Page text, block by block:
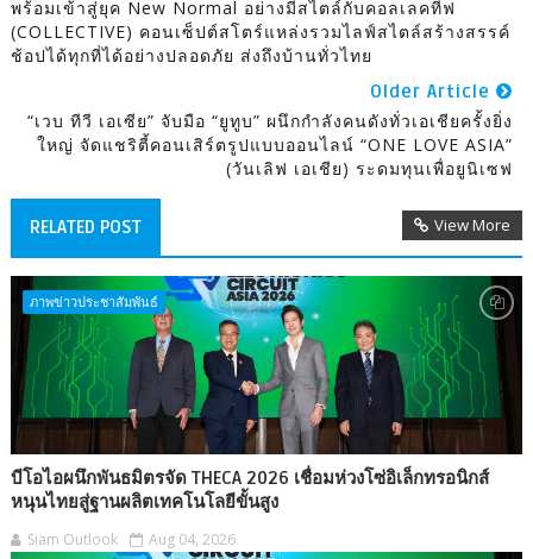
พร้อมเข้าสู่ยุค New Normal อย่างมีสไตล์กับคอลเลคทีฟ
(COLLECTIVE) คอนเซ็ปต์สโตร์แหล่งรวมไลฟ์สไตล์สร้างสรรค์
ช้อปได้ทุกที่ได้อย่างปลอดภัย ส่งถึงบ้านทั่วไทย
Older Article
“เวบ ทีวี เอเซีย” จับมือ “ยูทูบ” ผนึกกำลังคนดังทั่วเอเชียครั้งยิ่ง
ใหญ่ จัดแชริตี้คอนเสิร์ตรูปแบบออนไลน์ “ONE LOVE ASIA”
(วันเลิฟ เอเชีย) ระดมทุนเพื่อยูนิเซฟ
RELATED POST View More
ภาพข่าวประชาสัมพันธ์
บีโอไอผนึกพันธมิตรจัด THECA 2026 เชื่อมห่วงโซ่อิเล็กทรอนิกส์
หนุนไทยสู่ฐานผลิตเทคโนโลยีขั้นสูง
Siam Outlook Aug 04, 2026